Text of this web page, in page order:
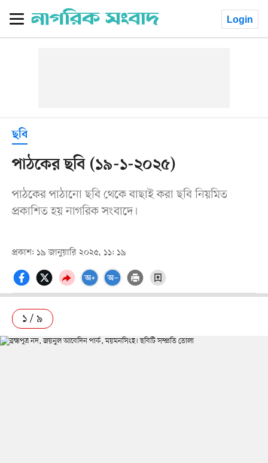
Login
ছবি
পাঠকের ছবি (১৯-১-২০২৫)
পাঠকের পাঠানো ছবি থেকে বাছাই করা ছবি নিয়মিত
প্রকাশিত হয় নাগরিক সংবাদে।
প্রকাশ: ১৯ জানুয়ারি ২০২৫, ১১: ১৯
১ / ৯